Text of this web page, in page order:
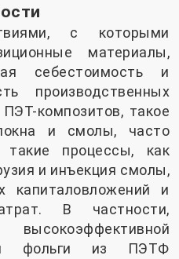
с которыми
материалы,
себестоимость и
производственных
композитов, такое
и смолы, часто
такие процессы, как
и инъекция смолы,
капиталовложений и
В частности,
фольги из ПЭТФ